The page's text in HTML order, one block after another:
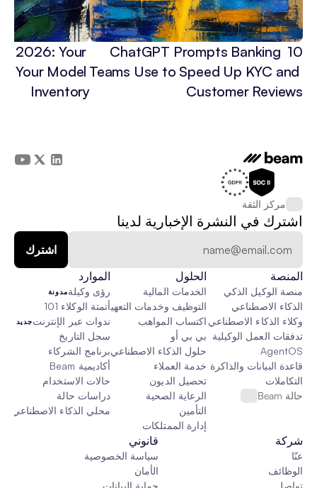
10 ChatGPT Prompts Banking
Teams Use to Speed Up KYC and
Customer Reviews
2026: Your
Your Model
Inventory
مركز الثقة
اشترك في النشرة الإخبارية لدينا
المنصة
منصة الوكيل الذكي
الذكاء الاصطناعي
وكلاء الذكاء الاصطناعي
تدفقات العمل الوكيلية
AgentOS
قاعدة البيانات والذاكرة والقماش
التكاملات
حالة Beam
الحلول
الخدمات المالية
التوظيف وخدمات التعهيد الخارجي
اكتساب المواهب
بي بي أو
حلول الذكاء الاصطناعي المخصصة
خدمة العملاء
تحصيل الديون
الرعاية الصحية
التأمين
إدارة الممتلكات
الموارد
رؤى وكيلةمدونة
أتمتة الوكلاء 101
ندوات عبر الإنترنتجديد
سجل التاريخ
برنامج الشركاء
أكاديمية Beam
حالات الاستخدام
دراسات حالة
محلي الذكاء الاصطناعي
شركة
عنّا
الوظائف
قانوني
سياسة الخصوصية
الأمان